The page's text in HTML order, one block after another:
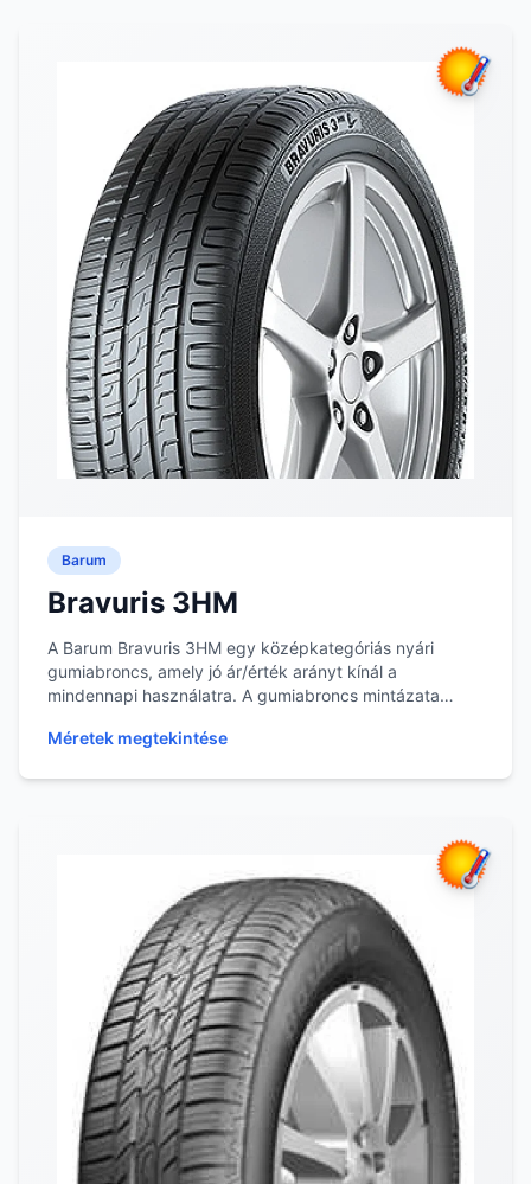
Barum
Bravuris 3HM
A Barum Bravuris 3HM egy középkategóriás nyári
gumiabroncs, amely jó ár/érték arányt kínál a
mindennapi használatra. A gumiabroncs mintázata
Méretek megtekintése